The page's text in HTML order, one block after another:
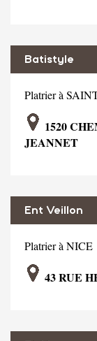
Batistyle
Platrier à
1520
JEANNET
Ent Veillon
Platrier à NICE
43 RUE